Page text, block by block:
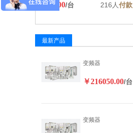
￥20.00/台 216人付款
最新产品
变频器
￥216050.00/台
变频器